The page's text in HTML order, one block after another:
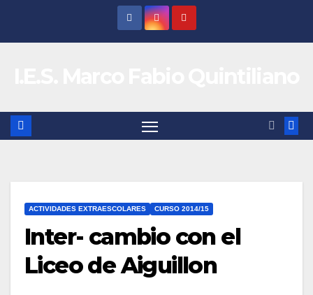
ACTIVIDADES EXTRAESCOLARES CURSO 2014/15
Inter- cambio con el
Liceo de Aiguillon